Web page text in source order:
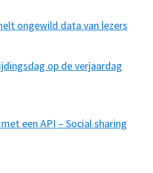
ongewild data van lezers
op de verjaardag
een API – Social sharing